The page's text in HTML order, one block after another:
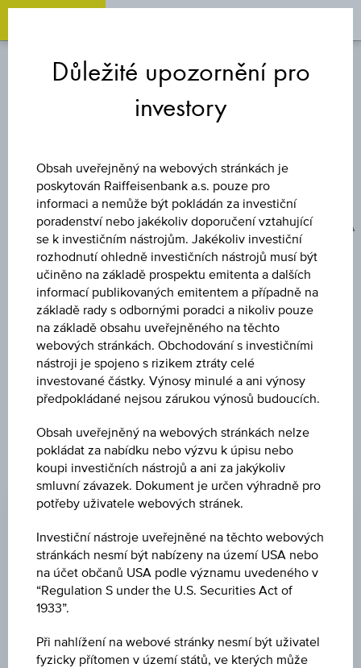
Quicklinks
BONUSOVÝ CERTIFIKÁT
MSCI ESG
EURÓPA/AMERIKA
BONUSOVÝ
CERTIFIKÁT (CZK)
Uveřejněné produktové informace jsou určeny čistě pro
investory, kteří již mají produkt ve svém portfoliu. Tyto údaje
neslouží jako doporučení ani jako nabídka k nákupu těchto
cenných papírů.
ZMĚNA
--
NÁKUP
-
PRODEJ
POSLEDNÍ AKTUALIZACE
Důležité upozornění pro
investory
Obsah uveřejněný na webových stránkách je
poskytován Raiffeisenbank a.s. pouze pro
informaci a nemůže být pokládán za investiční
poradenství nebo jakékoliv doporučení vztahující
se k investičním nástrojům. Jakékoliv investiční
rozhodnutí ohledně investičních nástrojů musí být
učiněno na základě prospektu emitenta a dalších
informací publikovaných emitentem a případně na
základě rady s odbornými poradci a nikoliv pouze
na základě obsahu uveřejněného na těchto
webových stránkách. Obchodování s investičními
nástroji je spojeno s rizikem ztráty celé
investované částky. Výnosy minulé a ani výnosy
předpokládané nejsou zárukou výnosů budoucích.
Obsah uveřejněný na webových stránkách nelze
pokládat za nabídku nebo výzvu k úpisu nebo
koupi investičních nástrojů a ani za jakýkoliv
smluvní závazek. Dokument je určen výhradně pro
potřeby uživatele webových stránek.
Investiční nástroje uveřejněné na těchto webových
stránkách nesmí být nabízeny na území USA nebo
na účet občanů USA podle významu uvedeného v
“Regulation S under the U.S. Securities Act of
1933”.
Při nahlížení na webové stránky nesmí být uživatel
fyzicky přítomen v území států, ve kterých může